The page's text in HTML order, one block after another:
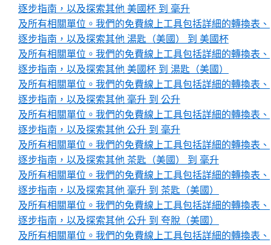
逐步指南，以及探索其他 美國杯 到 毫升
及所有相關單位。我們的免費線上工具包括詳細的轉換表、
逐步指南，以及探索其他 湯匙（美國） 到 美國杯
及所有相關單位。我們的免費線上工具包括詳細的轉換表、
逐步指南，以及探索其他 美國杯 到 湯匙（美國）
及所有相關單位。我們的免費線上工具包括詳細的轉換表、
逐步指南，以及探索其他 毫升 到 公升
及所有相關單位。我們的免費線上工具包括詳細的轉換表、
逐步指南，以及探索其他 公升 到 毫升
及所有相關單位。我們的免費線上工具包括詳細的轉換表、
逐步指南，以及探索其他 茶匙（美國） 到 毫升
及所有相關單位。我們的免費線上工具包括詳細的轉換表、
逐步指南，以及探索其他 毫升 到 茶匙（美國）
及所有相關單位。我們的免費線上工具包括詳細的轉換表、
逐步指南，以及探索其他 公升 到 夸脫（美國）
及所有相關單位。我們的免費線上工具包括詳細的轉換表、